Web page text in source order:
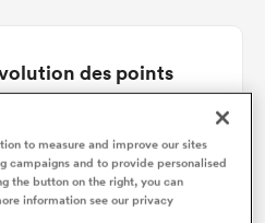
des points
to measure and improve our sites
campaigns and to provide personalised
the button on the right, you can
information see our privacy